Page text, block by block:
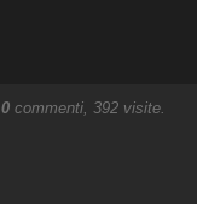
0commenti, 392 visite.